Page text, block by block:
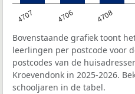
4707 4706 4708
Bovenstaande grafiek toont
leerlingen per postcode voor
postcodes van de
Kroevendonk in 2025-2026.
schooljaren in de tabel.